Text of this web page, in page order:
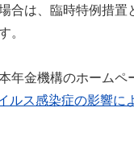
合は、臨時特例措
。
年金機構のホームペ
ルス感染症の影響に